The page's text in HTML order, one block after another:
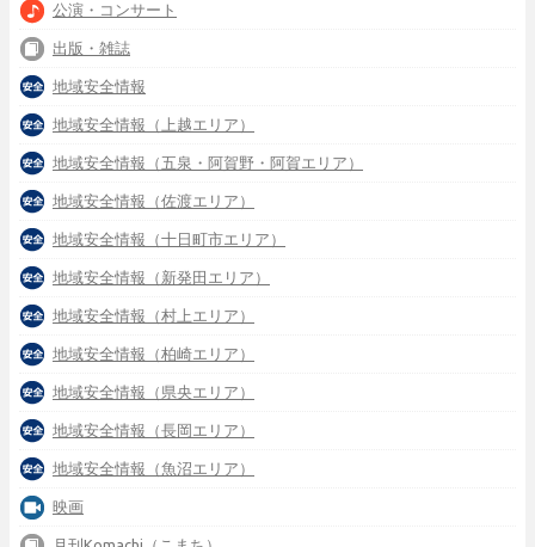
公演・コンサート
出版・雑誌
地域安全情報
地域安全情報（上越エリア）
地域安全情報（五泉・阿賀野・阿賀エリア）
地域安全情報（佐渡エリア）
地域安全情報（十日町市エリア）
地域安全情報（新発田エリア）
地域安全情報（村上エリア）
地域安全情報（柏崎エリア）
地域安全情報（県央エリア）
地域安全情報（長岡エリア）
地域安全情報（魚沼エリア）
映画